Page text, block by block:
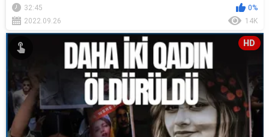
32:45
0%
2022.09.26
14K
HD